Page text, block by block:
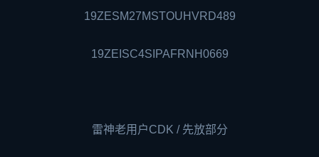
19ZESM27MSTOUHVRD489
19ZEISC4SIPAFRNH0669
雷神老用户CDK / 先放部分